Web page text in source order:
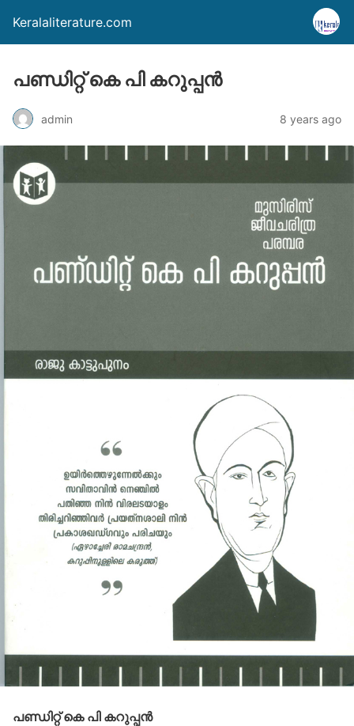
Keralaliterature.com
പണ്ഡിറ്റ് കെ പി കറുപ്പന്‍
admin 8 years ago
പണ്ഡിറ്റ് കെ പി കറുപ്പന്‍